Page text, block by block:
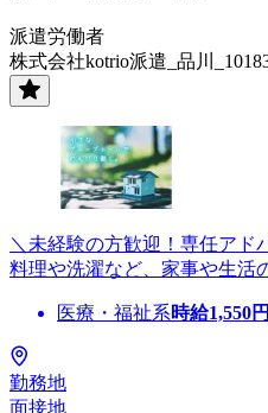
派遣労働者
株式会社kotrio派遣_品川
＼未経験の方歓迎！専任ア
料理や洗濯など、家事や生活
医療・福祉系時給1,550
勤務地
面接地